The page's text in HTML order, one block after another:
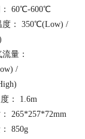
： 60℃-600℃
度： 350℃(Low) /
量：
/
： 1.6m
265*257*72mm
850g